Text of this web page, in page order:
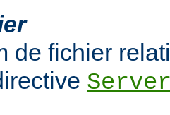
de fichier